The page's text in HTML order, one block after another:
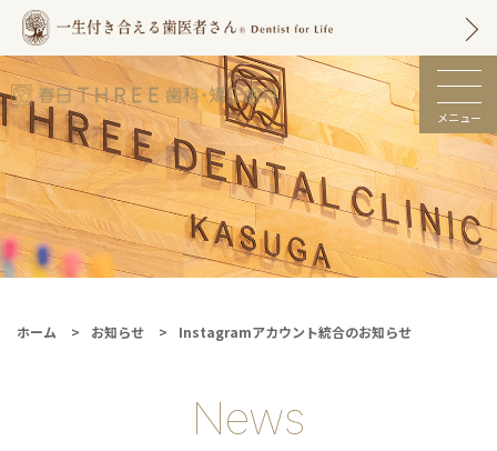
春日市の歯医者 |
春日THREE歯科・
矯正歯科【土日も
診療】
メニュー
ホーム お知らせ Instagramアカウント統合のお知らせ
News